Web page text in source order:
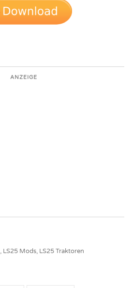
ANZEIGE
, LS25 Mods, LS25 Traktoren